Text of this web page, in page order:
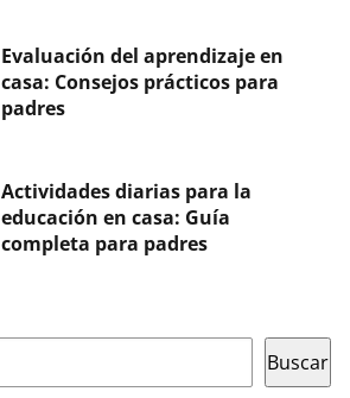
Evaluación del aprendizaje en
casa: Consejos prácticos para
padres
Actividades diarias para la
educación en casa: Guía
completa para padres
Buscar